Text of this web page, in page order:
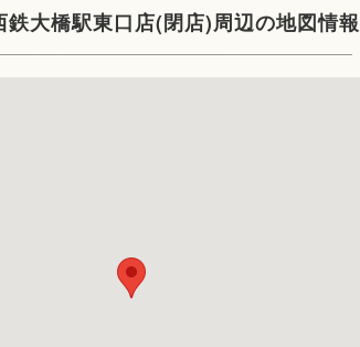
鉄大橋駅東口店(閉店)周辺の地図情報